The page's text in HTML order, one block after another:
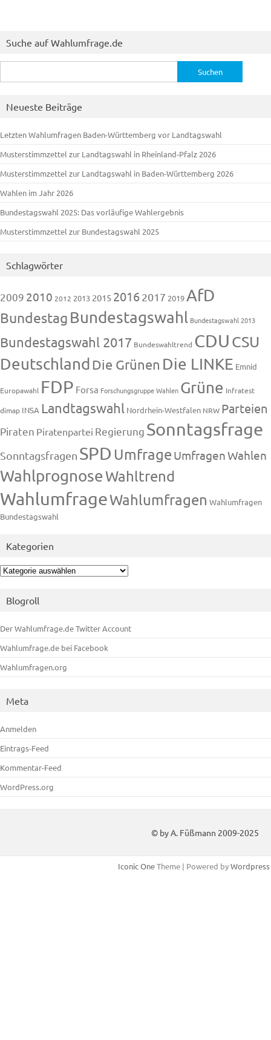
Suche auf Wahlumfrage.de
nach:
Neueste Beiträge
Letzten Wahlumfragen Baden-Württemberg vor Landtagswahl
Musterstimmzettel zur Landtagswahl in Rheinland-Pfalz 2026
Musterstimmzettel zur Landtagswahl in Baden-Württemberg 2026
Wahlen im Jahr 2026
Bundestagswahl 2025: Das vorläufige Wahlergebnis
Musterstimmzettel zur Bundestagswahl 2025
Schlagwörter
2009 2010 2012 2013 2015 20162017 2019AfD
Bundestag Bundestagswahl Bundestagswahl 2013
Bundestagswahl 2017 Bundeswahltrend CDUCSU
Deutschland Die Grünen Die LINKE Emnid
Europawahl FDP Forsa Forschungsgruppe Wahlen Grüne Infratest
dimap INSA Landtagswahl Nordrhein-Westfalen NRW Parteien
Piraten Piratenpartei Regierung Sonntagsfrage
Sonntagsfragen SPD Umfrage UmfragenWahlen
WahlprognoseWahltrend
WahlumfrageWahlumfragen Wahlumfragen
Bundestagswahl
Kategorien
Kategorien
Blogroll
Der Wahlumfrage.de Twitter Account
Wahlumfrage.de bei Facebook
Wahlumfragen.org
Meta
Anmelden
Eintrags-Feed
Kommentar-Feed
WordPress.org
© by A. Füßmann 2009-2025
Iconic OneTheme | Powered byWordpress